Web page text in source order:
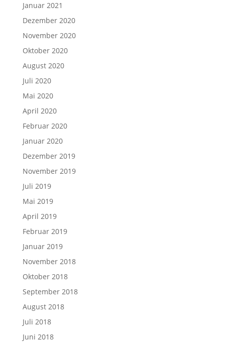
Januar 2021
Dezember 2020
November 2020
Oktober 2020
August 2020
Juli 2020
Mai 2020
April 2020
Februar 2020
Januar 2020
Dezember 2019
November 2019
Juli 2019
Mai 2019
April 2019
Februar 2019
Januar 2019
November 2018
Oktober 2018
September 2018
August 2018
Juli 2018
Juni 2018